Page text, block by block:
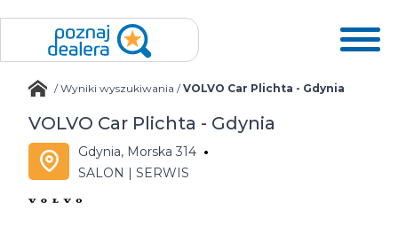
/Wyniki wyszukiwania /VOLVO Car Plichta - Gdynia
VOLVO Car Plichta - Gdynia
Gdynia, Morska 314
SALON | SERWIS